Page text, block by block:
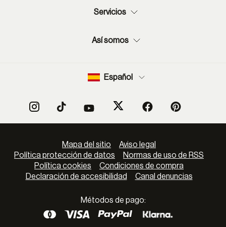
Servicios
Así somos
Español
Mapa del sitio
Aviso legal
Política protección de datos
Normas de uso de RSS
Política cookies
Condiciones de compra
Declaración de accesibilidad
Canal denuncias
Métodos de pago: